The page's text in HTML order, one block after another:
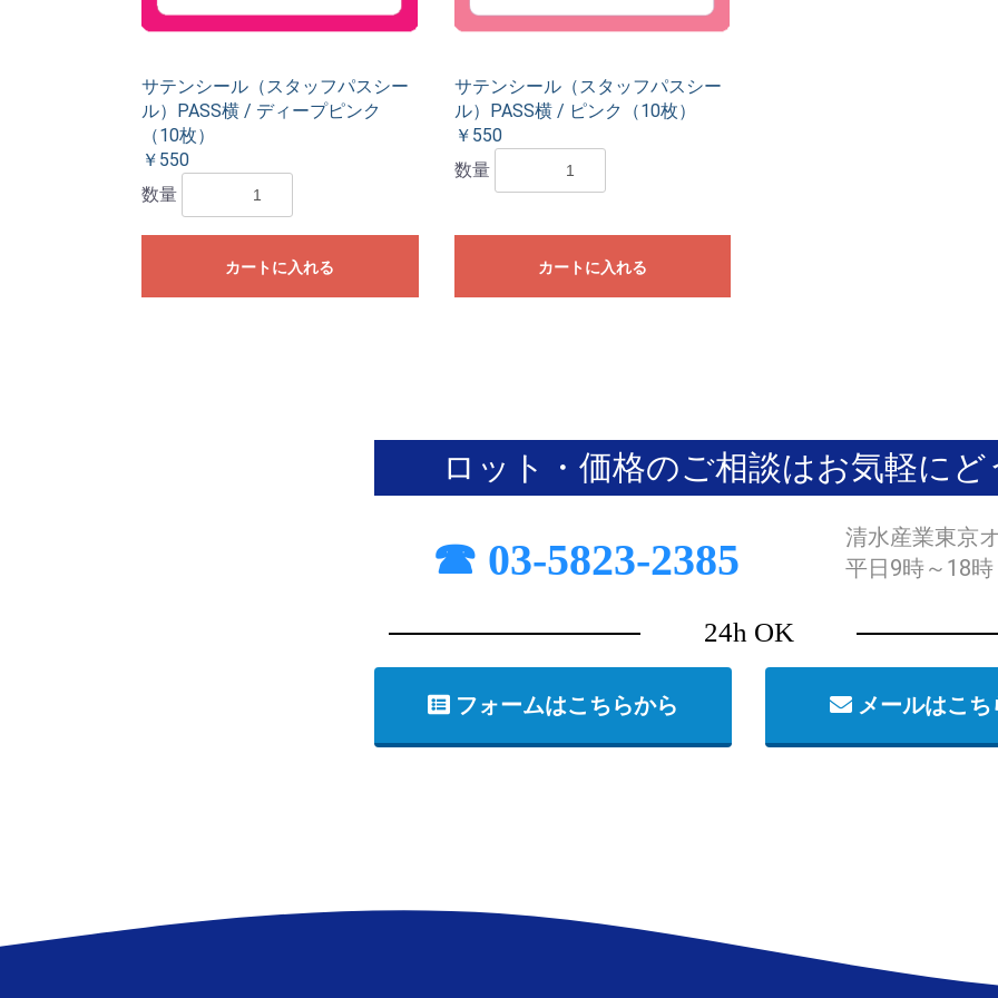
サテンシール（スタッフパスシー
ル）PASS横 / ディープピンク
（10枚）
￥550
数量
カートに入れる
サテンシール（スタッフパスシー
ル）PASS横 / ピンク（10枚）
￥550
数量
カートに入れる
ロット・価格のご相談はお気軽にど
☎ 03-5823-2385
清水産業東京
平日9時～18時
24h OK
フォームはこちらから メールはこ